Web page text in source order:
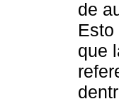
de
que